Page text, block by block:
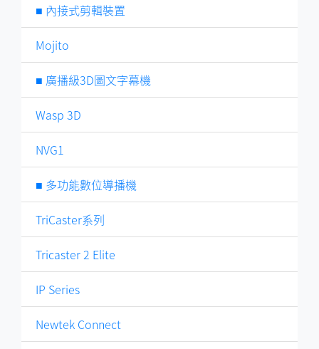
■ 內接式剪輯裝置
Mojito
■ 廣播級3D圖文字幕機
Wasp 3D
NVG1
■ 多功能數位導播機
TriCaster系列
Tricaster 2 Elite
IP Series
Newtek Connect